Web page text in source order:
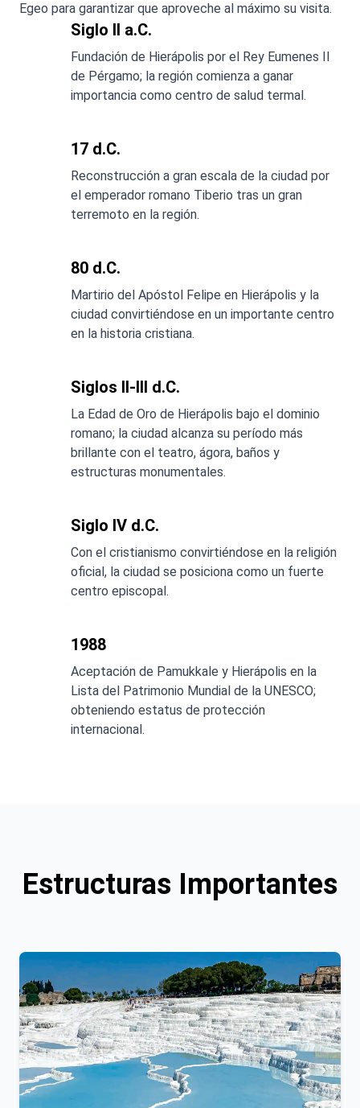
Egeo para garantizar que aproveche al máximo su visita.
Siglo II a.C.
Fundación de Hierápolis por el Rey Eumenes II
de Pérgamo; la región comienza a ganar
importancia como centro de salud termal.
17 d.C.
Reconstrucción a gran escala de la ciudad por
el emperador romano Tiberio tras un gran
terremoto en la región.
80 d.C.
Martirio del Apóstol Felipe en Hierápolis y la
ciudad convirtiéndose en un importante centro
en la historia cristiana.
Siglos II-III d.C.
La Edad de Oro de Hierápolis bajo el dominio
romano; la ciudad alcanza su período más
brillante con el teatro, ágora, baños y
estructuras monumentales.
Siglo IV d.C.
Con el cristianismo convirtiéndose en la religión
oficial, la ciudad se posiciona como un fuerte
centro episcopal.
1988
Aceptación de Pamukkale y Hierápolis en la
Lista del Patrimonio Mundial de la UNESCO;
obteniendo estatus de protección
internacional.
Estructuras Importantes